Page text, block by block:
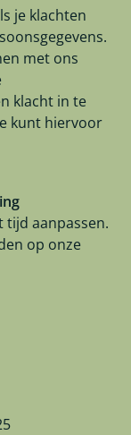
je klachten
met ons
klacht in te
kunt hiervoor
tijd aanpassen.
op onze